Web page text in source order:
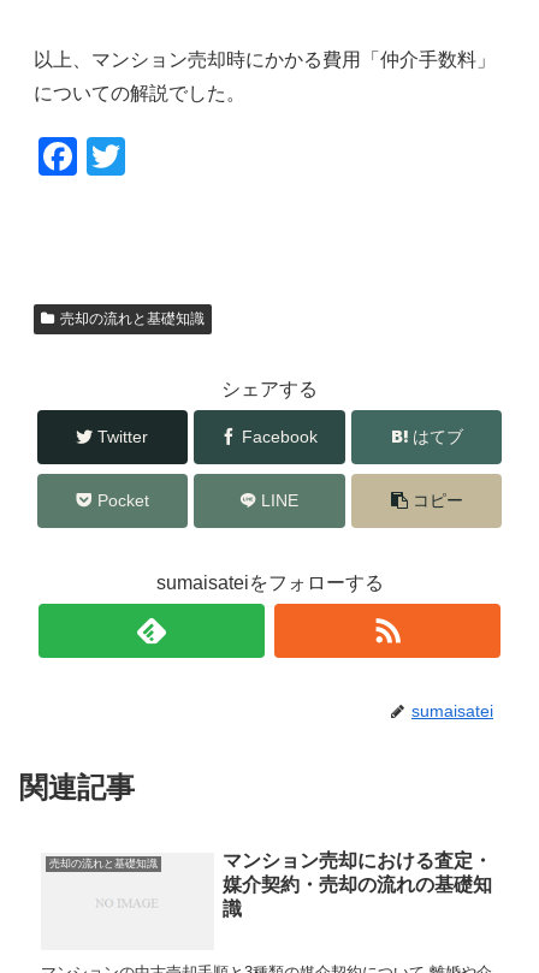
以上、マンション売却時にかかる費用「仲介手数料」
についての解説でした。
F
b
o
k
売却の流れと基礎知識
シェアする
Twitter Facebook はてブ
Pocket LINE コピー
sumaisateiをフォローする
sumaisatei
関連記事
売却の流れと基礎知識
マンション売却における査定・
媒介契約・売却の流れの基礎知
識